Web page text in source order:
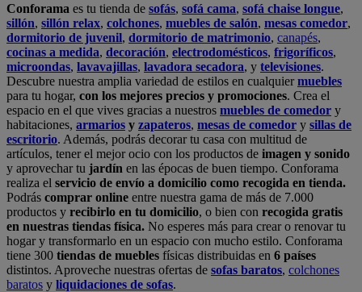
Conforama es tu tienda de sofás, sofá cama, sofá chaise longue,
sillón, sillón relax, colchones, muebles de salón, mesas comedor,
dormitorio de juvenil, dormitorio de matrimonio, canapés,
cocinas a medida, decoración, electrodomésticos, frigoríficos,
microondas, lavavajillas, lavadora secadora, y televisiones.
Descubre nuestra amplia variedad de estilos en cualquiermuebles
para tu hogar, con los mejores precios y promociones. Crea el
espacio en el que vives gracias a nuestros muebles de comedor y
habitaciones, armarios y zapateros, mesas de comedor y sillas de
escritorio. Además, podrás decorar tu casa con multitud de
artículos, tener el mejor ocio con los productos de imagen y sonido
y aprovechar tu jardín en las épocas de buen tiempo. Conforama
realiza el servicio de envío a domicilio como recogida en tienda.
Podrás comprar online entre nuestra gama de más de 7.000
productos y recibirlo en tu domicilio, o bien con recogida gratis
en nuestras tiendas física. No esperes más para crear o renovar tu
hogar y transformarlo en un espacio con mucho estilo. Conforama
tiene 300 tiendas de muebles físicas distribuidas en 6 países
distintos. Aproveche nuestras ofertas de sofas baratos, colchones
baratos y liquidaciones de sofas.